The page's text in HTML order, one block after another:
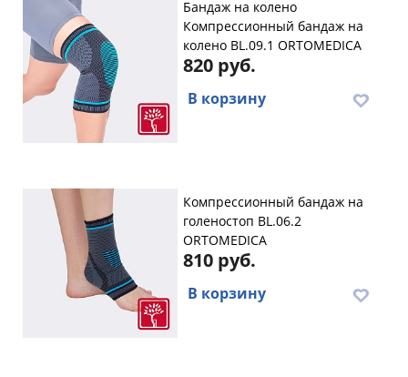
Бандаж на колено
Компрессионный бандаж на
колено BL.09.1 ORTOMEDICA
820 руб.
В корзину
Компрессионный бандаж на
голеностоп BL.06.2
ORTOMEDICA
810 руб.
В корзину